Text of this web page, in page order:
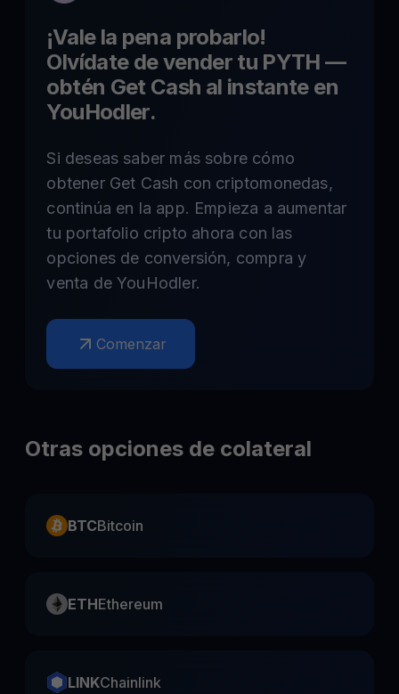
¡Vale la pena probarlo!
Olvídate de vender tu PYTH —
obtén Get Cash al instante en
YouHodler.
Si deseas saber más sobre cómo
obtener Get Cash con criptomonedas,
continúa en la app. Empieza a aumentar
tu portafolio cripto ahora con las
opciones de conversión, compra y
venta de YouHodler.
Comenzar
Otras opciones de colateral
BTCBitcoin
ETHEthereum
LINKChainlink